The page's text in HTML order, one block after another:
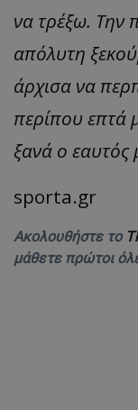
να τρέξω. Την
απόλυτη
άρχισα να
περίπου επτά
ξανά ο εαυτός
sporta.gr
Ακολουθήστε το
μάθετε πρώτοι